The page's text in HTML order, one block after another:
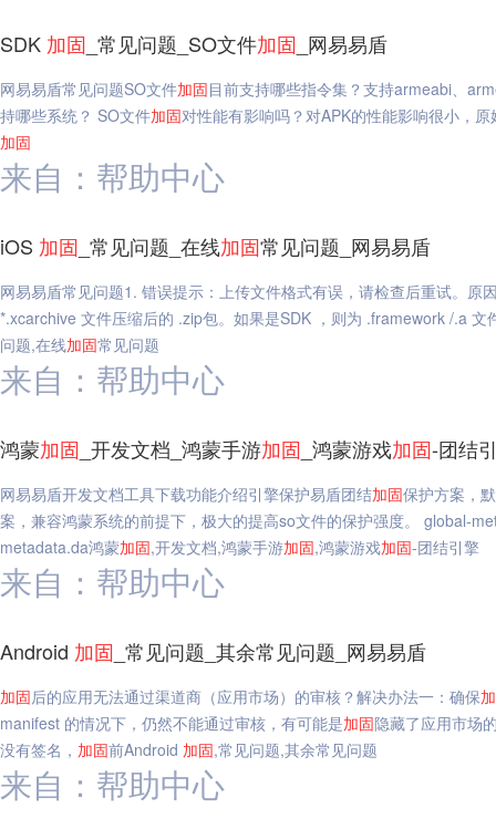
SDK 加固 _常见问题_SO文件加固 _网易易盾
网易易盾常见问题SO文件加固目前支持哪些指令集？支持armeabi、
持哪些系统？ SO文件加固对性能有影响吗？对APK的性能影响很小，
加固
来自：帮助中心
iOS 加固 _常见问题_在线加固常见问题_网易易盾
网易易盾常见问题1. 错误提示：上传文件格式有误，请检查后重试。
*.xcarchive 文件压缩后的 .zip包。如果是SDK ，则为 .framework /.a
问题,在线加固常见问题
来自：帮助中心
鸿蒙加固 _开发文档_鸿蒙手游加固 _鸿蒙游戏加固-团结
网易易盾开发文档工具下载功能介绍引擎保护易盾团结加固保护方案，
案，兼容鸿蒙系统的前提下，极大的提高so文件的保护强度。 global-
metadata.da鸿蒙加固,开发文档,鸿蒙手游加固,鸿蒙游戏加固-团结引擎
来自：帮助中心
Android 加固 _常见问题_其余常见问题_网易易盾
加固后的应用无法通过渠道商（应用市场）的审核？解决办法一：确保
manifest 的情况下，仍然不能通过审核，有可能是加固隐藏了应用市场
没有签名， 加固前Android 加固,常见问题,其余常见问题
来自：帮助中心